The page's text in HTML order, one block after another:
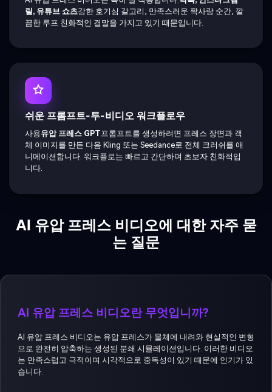
릴, 유튜브 쇼츠강한 호기심 갈고리, 만족스러운 짝사랑 순간, 깔
끔한 루프 친화적인 결말을 가지고 있기 때문입니다.
쉬운 프롬프트-투-비디오 워크플로우
사용유압 프레스 GPT 프롬프트를 생성하려면 프레스 장면과 객
체 이미지를 만든 다음 Kling 또는 Seedance로 전체 크러쉬를 애
니메이션합니다. 워크플로는 빠르고 간단하며 초보자 친화적입
니다.
AI 유압 프레스 비디오에 대한 자주 묻
는 질문
AI 유압 프레스 비디오란 무엇입니까?
AI 유압 프레스 비디오는 유압 프레스가 물체에 내려와 현실적인 변형
으로 완전히 압축하는 생성된 분쇄 시뮬레이션입니다. 이러한 비디오
는 만족스럽고 극적이며 시각적으로 중독성이 있기 때문에 인기가 있
습니다.